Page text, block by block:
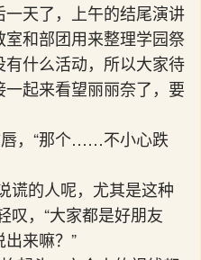
天了，上午的结尾演讲
和部团用来整理学园祭
什么活动，所以大家待
起来看望丽丽奈了，要
，“那个……不小心跌
谎的人呢，尤其是这种
叹，“大家都是好朋友
来嘛？”